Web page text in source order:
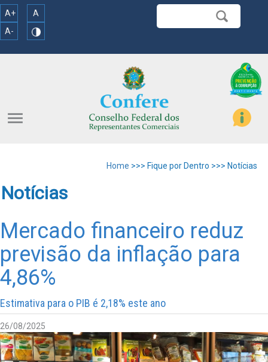
A+
A
A-
menu
Home >>> Fique por Dentro >>> Notícias
Notícias
Mercado financeiro reduz
previsão da inflação para
4,86%
Estimativa para o PIB é 2,18% este ano
26/08/2025